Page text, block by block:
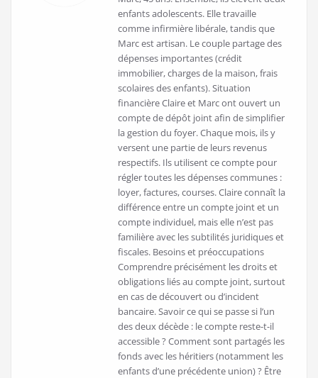
enfants adolescents. Elle travaille
comme infirmière libérale, tandis que
Marc est artisan. Le couple partage des
dépenses importantes (crédit
immobilier, charges de la maison, frais
scolaires des enfants). Situation
financière Claire et Marc ont ouvert un
compte de dépôt joint afin de simplifier
la gestion du foyer. Chaque mois, ils y
versent une partie de leurs revenus
respectifs. Ils utilisent ce compte pour
régler toutes les dépenses communes :
loyer, factures, courses. Claire connaît la
différence entre un compte joint et un
compte individuel, mais elle n’est pas
familière avec les subtilités juridiques et
fiscales. Besoins et préoccupations
Comprendre précisément les droits et
obligations liés au compte joint, surtout
en cas de découvert ou d’incident
bancaire. Savoir ce qui se passe si l’un
des deux décède : le compte reste-t-il
accessible ? Comment sont partagés les
fonds avec les héritiers (notamment les
enfants d’une précédente union) ? Être